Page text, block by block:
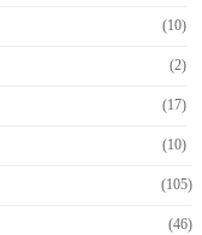
(10)
(2)
(17)
(10)
(105)
(46)